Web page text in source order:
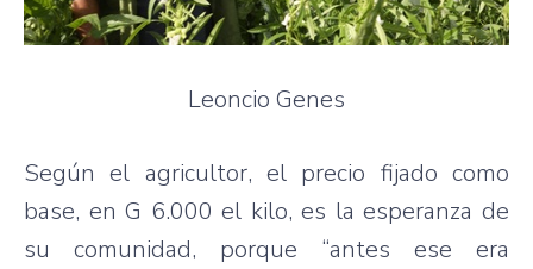
Leoncio Genes
Según el agricultor, el precio fijado como
base, en G 6.000 el kilo, es la esperanza de
su comunidad, porque “antes ese era